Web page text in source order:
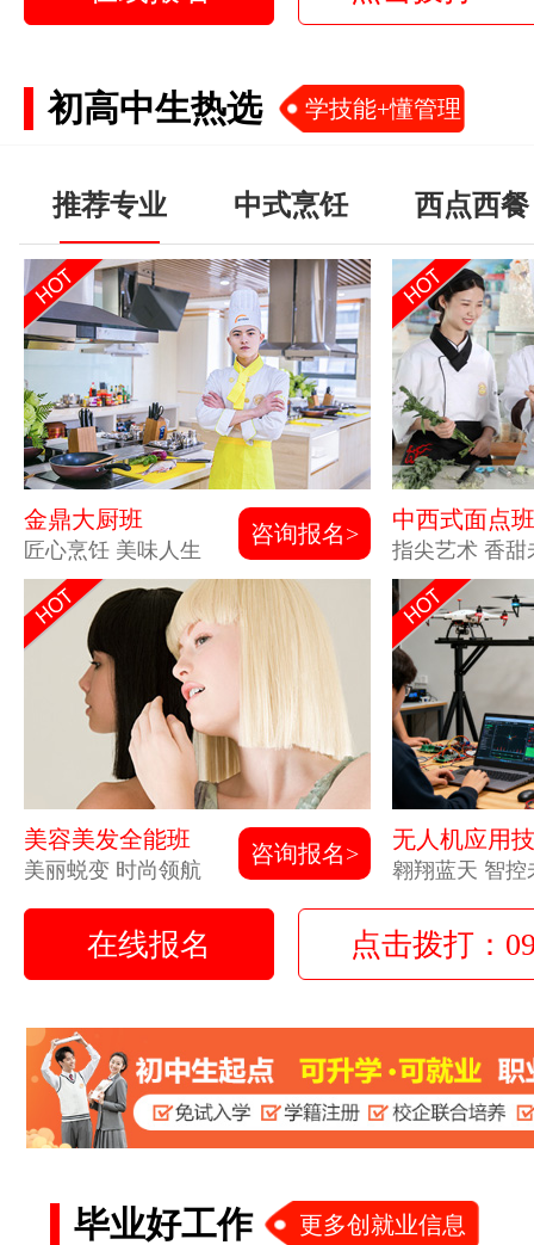
初高中生热选 学技能+懂管理
推荐专业 中式烹饪 西点西餐
金鼎大厨班
匠心烹饪 美味人生
咨询报名>
中西式面点班
指尖艺术 香甜
美容美发全能班
美丽蜕变 时尚领航
咨询报名>
无人机应用
翱翔蓝天 智控
在线报名 点击拨打：
毕业好工作 更多创就业信息